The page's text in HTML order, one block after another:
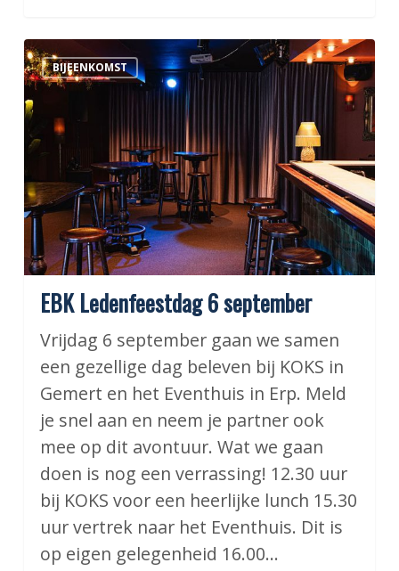
EBK
Ledenfeestdag
6
september
BIJEENKOMST
EBK Ledenfeestdag 6 september
Vrijdag 6 september gaan we samen
een gezellige dag beleven bij KOKS in
Gemert en het Eventhuis in Erp. Meld
je snel aan en neem je partner ook
mee op dit avontuur. Wat we gaan
doen is nog een verrassing! 12.30 uur
bij KOKS voor een heerlijke lunch 15.30
uur vertrek naar het Eventhuis. Dit is
op eigen gelegenheid 16.00…